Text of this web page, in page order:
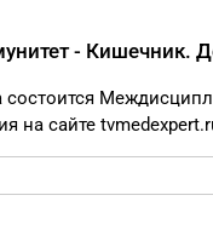
- Кишечник.
состоится
на сайте